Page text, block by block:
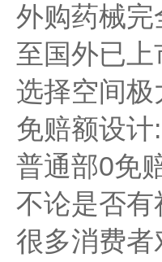
外购药械
至国外已
选择空间极
免赔额
普通部0免
不论是否
很多消费者